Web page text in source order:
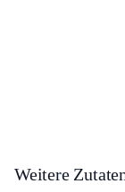
Weitere